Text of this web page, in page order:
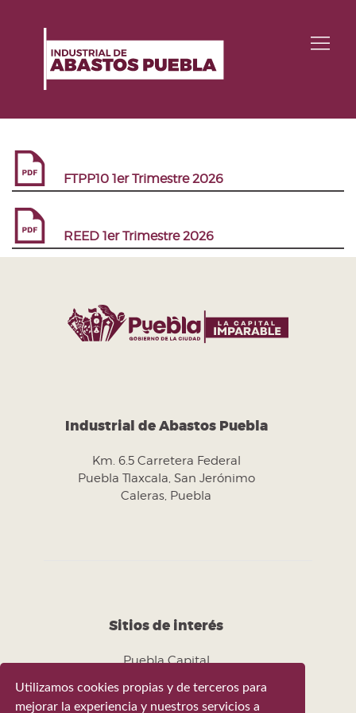
Utilizamos cookies propias y de terceros para
mejorar la experiencia y nuestros servicios a
FTPP10 1er Trimestre 2026
REED 1er Trimestre 2026
Industrial de Abastos Puebla
Km. 6.5 Carretera Federal
Puebla Tlaxcala, San Jerónimo
Caleras, Puebla
Sitios de interés
Puebla Capital